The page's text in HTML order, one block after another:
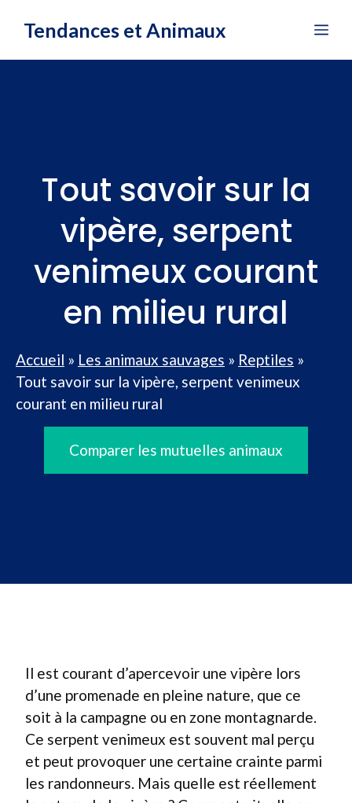
Tendances et Animaux
Tout savoir sur la
vipère, serpent
venimeux courant
en milieu rural
Accueil » Les animaux sauvages » Reptiles »
Tout savoir sur la vipère, serpent venimeux
courant en milieu rural
Comparer les mutuelles animaux
Il est courant d’apercevoir une vipère lors
d’une promenade en pleine nature, que ce
soit à la campagne ou en zone montagnarde.
Ce serpent venimeux est souvent mal perçu
et peut provoquer une certaine crainte parmi
les randonneurs. Mais quelle est réellement